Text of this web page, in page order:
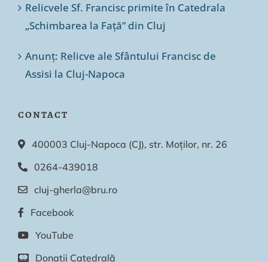
Relicvele Sf. Francisc primite în Catedrala
„Schimbarea la Față” din Cluj
Anunț: Relicve ale Sfântului Francisc de
Assisi la Cluj-Napoca
CONTACT
400003 Cluj-Napoca (CJ), str. Moților, nr. 26
0264-439018
cluj-gherla@bru.ro
Facebook
YouTube
Donații Catedrală